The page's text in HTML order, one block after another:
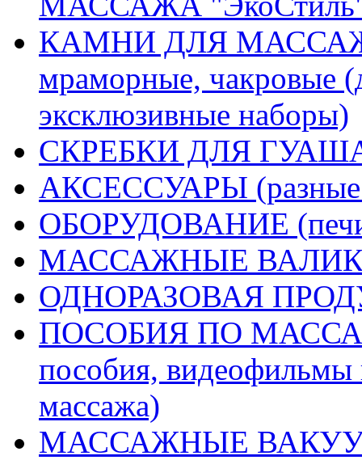
КАМНИ ДЛЯ МАССАЖА
мраморные, чакровые
эксклюзивные наборы)
СКРЕБКИ ДЛЯ
АКСЕССУАРЫ (разные
ОБОРУДОВАНИЕ (печи
МАССАЖНЫЕ
ОДНОРАЗОВАЯ
ПОСОБИЯ ПО
пособия, видеофильмы
массажа)
МАССАЖНЫЕ